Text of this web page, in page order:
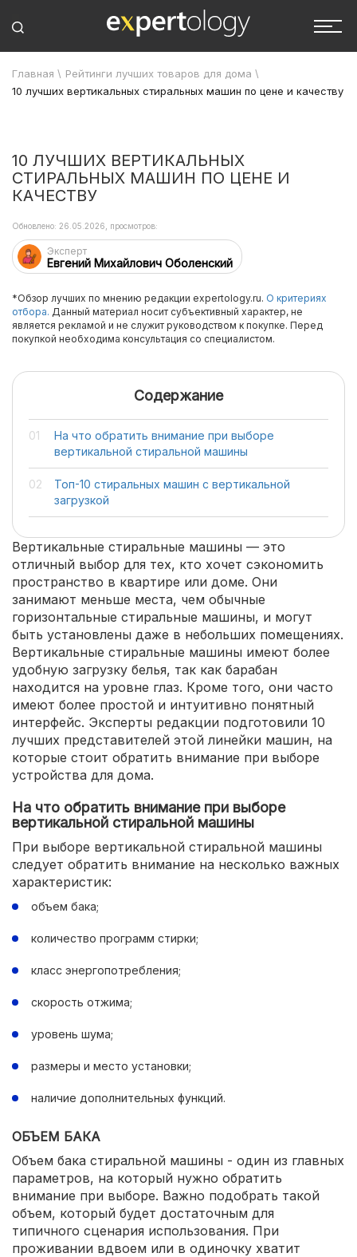
Главная \ Рейтинги лучших товаров для дома \
10 лучших вертикальных стиральных машин по цене и качеству
10 ЛУЧШИХ ВЕРТИКАЛЬНЫХ
СТИРАЛЬНЫХ МАШИН ПО ЦЕНЕ И
КАЧЕСТВУ
Эксперт
Евгений Михайлович Оболенский
Обновлено: 26.05.2026, просмотров:
*Обзор лучших по мнению редакции expertology.ru. О критериях
отбора. Данный материал носит субъективный характер, не
является рекламой и не служит руководством к покупке. Перед
покупкой необходима консультация со специалистом.
Содержание
На что обратить внимание при выборе
вертикальной стиральной машины
Топ-10 стиральных машин с вертикальной
загрузкой
Вертикальные стиральные машины — это
отличный выбор для тех, кто хочет сэкономить
пространство в квартире или доме. Они
занимают меньше места, чем обычные
горизонтальные стиральные машины, и могут
быть установлены даже в небольших помещениях.
Вертикальные стиральные машины имеют более
удобную загрузку белья, так как барабан
находится на уровне глаз. Кроме того, они часто
имеют более простой и интуитивно понятный
интерфейс. Эксперты редакции подготовили 10
лучших представителей этой линейки машин, на
которые стоит обратить внимание при выборе
устройства для дома.
На что обратить внимание при выборе
вертикальной стиральной машины
При выборе вертикальной стиральной машины
следует обратить внимание на несколько важных
характеристик:
объем бака;
количество программ стирки;
класс энергопотребления;
скорость отжима;
уровень шума;
размеры и место установки;
наличие дополнительных функций.
ОБЪЕМ БАКА
Объем бака стиральной машины - один из главных
параметров, на который нужно обратить
внимание при выборе. Важно подобрать такой
объем, который будет достаточным для
типичного сценария использования. При
проживании вдвоем или в одиночку хватит